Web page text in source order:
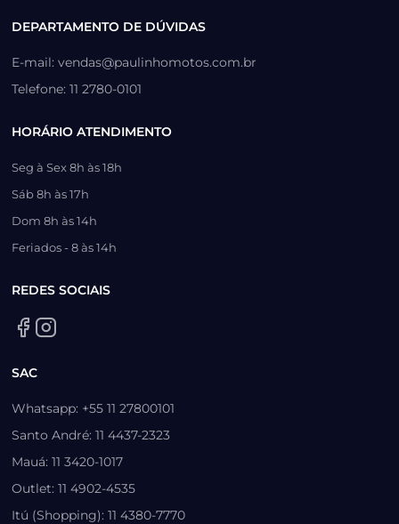
DEPARTAMENTO DE DÚVIDAS
E-mail: vendas@paulinhomotos.com.br
Telefone: 11 2780-0101
HORÁRIO ATENDIMENTO
Seg à Sex 8h às 18h
Sáb 8h às 17h
Dom 8h às 14h
Feriados - 8 às 14h
REDES SOCIAIS
SAC
Whatsapp: +55 11 27800101
Santo André: 11 4437-2323
Mauá: 11 3420-1017
Outlet: 11 4902-4535
Itú (Shopping): 11 4380-7770